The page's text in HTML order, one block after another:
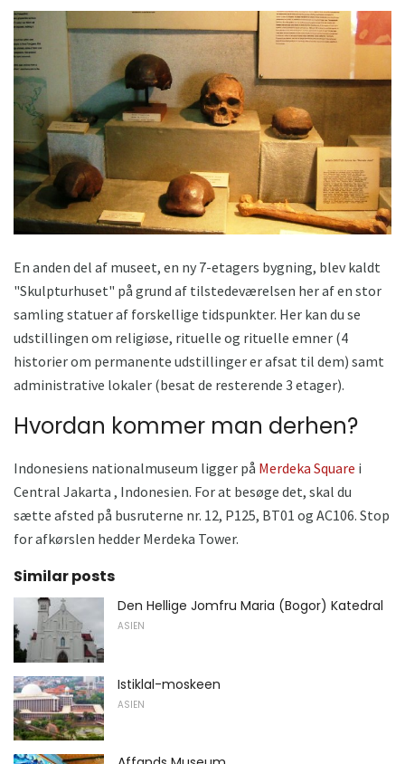
En anden del af museet, en ny 7-etagers bygning, blev kaldt
"Skulpturhuset" på grund af tilstedeværelsen her af en stor
samling statuer af forskellige tidspunkter. Her kan du se
udstillingen om religiøse, rituelle og rituelle emner (4
historier om permanente udstillinger er afsat til dem) samt
administrative lokaler (besat de resterende 3 etager).
Hvordan kommer man derhen?
Indonesiens nationalmuseum ligger på Merdeka Square i
Central Jakarta , Indonesien. For at besøge det, skal du
sætte afsted på busruterne nr. 12, P125, BT01 og AC106. Stop
for afkørslen hedder Merdeka Tower.
Similar posts
Den Hellige Jomfru Maria (Bogor) Katedral
ASIEN
Istiklal-moskeen
ASIEN